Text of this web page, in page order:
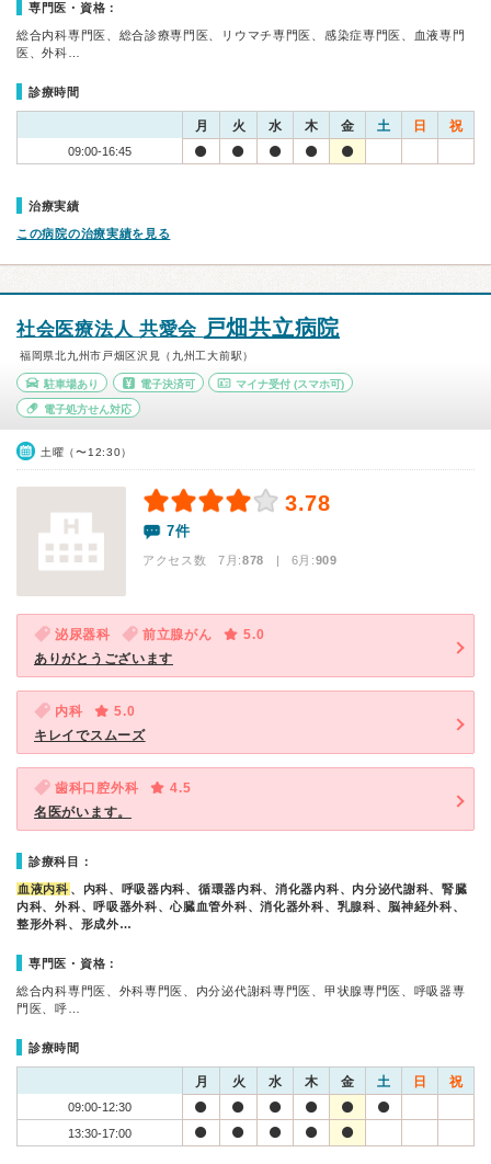
専門医・資格：
総合内科専門医、総合診療専門医、リウマチ専門医、感染症専門医、血液専門
医、外科…
診療時間
月 火 水 木 金 土 日 祝
09:00-16:45
治療実績
この病院の治療実績を見る
社会医療法人 共愛会 戸畑共立病院
福岡県北九州市戸畑区沢見（九州工大前駅）
駐車場あり 電子決済可 マイナ受付 (スマホ可)
電子処方せん対応
土曜（〜12:30）
3.78
7件
アクセス数 7月:878 | 6月:909
泌尿器科 前立腺がん
5.0
ありがとうございます
内科
5.0
キレイでスムーズ
歯科口腔外科
4.5
名医がいます。
診療科目：
血液内科 、内科、呼吸器内科、循環器内科、消化器内科、内分泌代謝科、腎臓
内科、外科、呼吸器外科、心臓血管外科、消化器外科、乳腺科、脳神経外科、
整形外科、形成外…
専門医・資格：
総合内科専門医、外科専門医、内分泌代謝科専門医、甲状腺専門医、呼吸器専
門医、呼…
診療時間
月 火 水 木 金 土 日 祝
09:00-12:30
13:30-17:00